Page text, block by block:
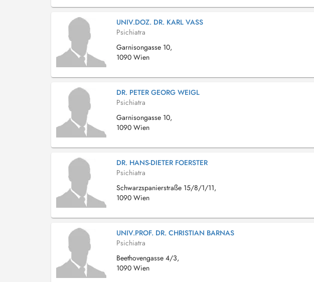
UNIV.DOZ. DR. KARL VASS
Psichiatra
Garnisongasse 10,
1090 Wien
DR. PETER GEORG WEIGL
Psichiatra
Garnisongasse 10,
1090 Wien
DR. HANS-DIETER FOERSTER
Psichiatra
Schwarzspanierstraße 15/8/1/11,
1090 Wien
UNIV.PROF. DR. CHRISTIAN BARNAS
Psichiatra
Beethovengasse 4/3,
1090 Wien